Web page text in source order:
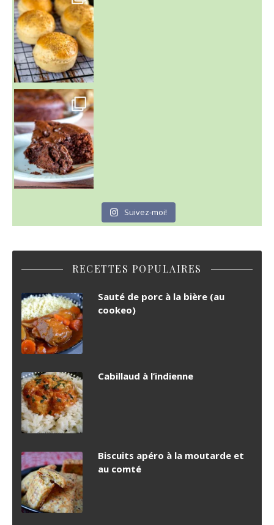
~ GÂTEAU FONDANT CHOCO NOISETTE ~
C'est lundi
Suivez-moi!
RECETTES POPULAIRES
Sauté de porc à la bière (au
cookeo)
Cabillaud à l’indienne
Biscuits apéro à la moutarde et
au comté